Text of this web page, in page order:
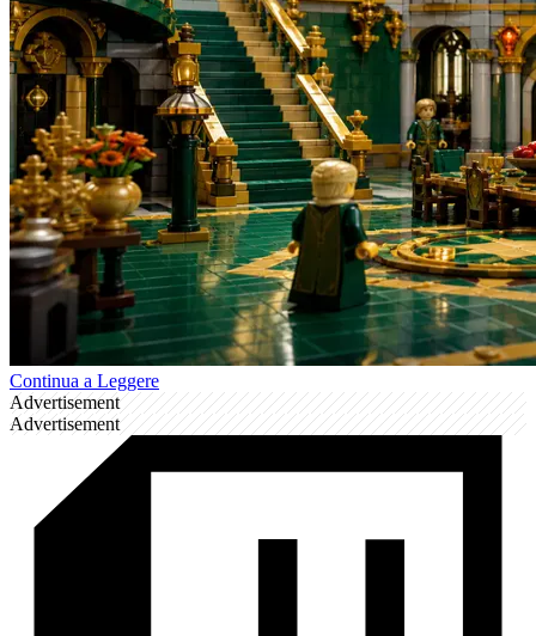
Continua a Leggere
Advertisement
Advertisement